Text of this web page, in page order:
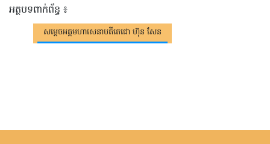
អត្ថបទពាក់ព័ន្ធ ៖
សម្តេចអគ្គមហាសេនាបតីតេជោ ហ៊ុន សែន